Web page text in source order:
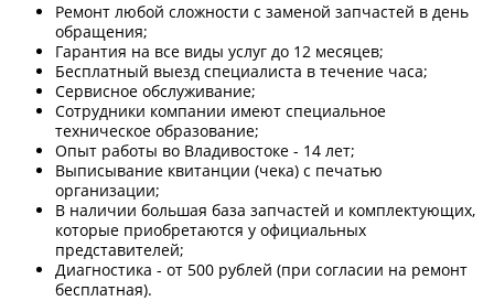
Ремонт любой сложности с заменой запчастей в день
обращения;
Гарантия на все виды услуг до 12 месяцев;
Бесплатный выезд специалиста в течение часа;
Сервисное обслуживание;
Сотрудники компании имеют специальное
техническое образование;
Опыт работы во Владивостоке - 14 лет;
Выписывание квитанции (чека) с печатью
организации;
В наличии большая база запчастей и комплектующих,
которые приобретаются у официальных
представителей;
Диагностика - от 500 рублей (при согласии на ремонт
бесплатная).